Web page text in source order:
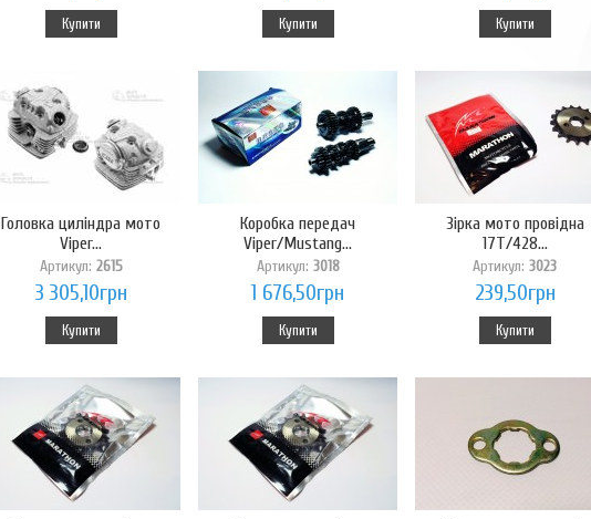
Купити Купити Купити
Головка циліндра мото
Viper...
Артикул: 2615
3 305,10грн
Купити
Коробка передач
Viper/Mustang...
Артикул: 3018
1 676,50грн
Купити
Зірка мото провідна
17T/428...
Артикул: 3023
239,50грн
Купити